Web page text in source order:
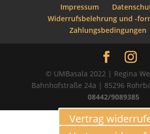
Impressum
Widerrufsbelehrung und -
Zahlungsbedingungen
© UMBasala 2022 | Regina
Bahnhofstraße 24a | 85296
08442/9089385
Vertrag